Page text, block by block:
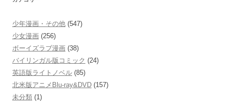
少年漫画・その他 (547)
少女漫画 (256)
ボーイズラブ漫画 (38)
バイリンガル版コミック (24)
英語版ライトノベル (85)
北米版アニメBlu-ray&DVD (157)
未分類 (1)